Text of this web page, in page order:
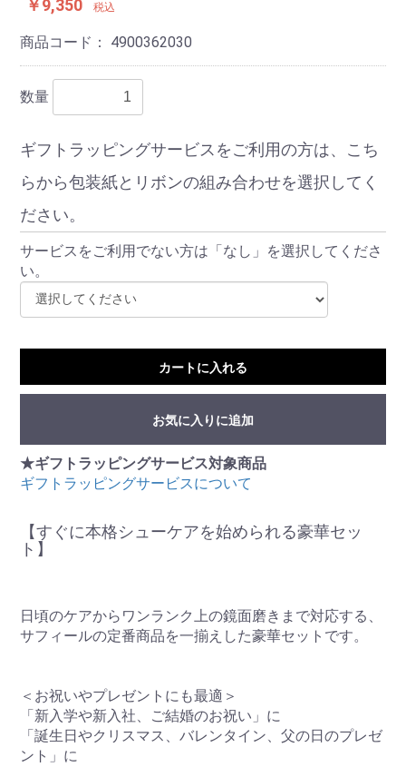
￥9,350 税込
商品コード： 4900362030
数量
ギフトラッピングサービスをご利用の方は、こち
らから包装紙とリボンの組み合わせを選択してく
ださい。
サービスをご利用でない方は「なし」を選択してくださ
い。
カートに入れる
お気に入りに追加
★ギフトラッピングサービス対象商品
ギフトラッピングサービスについて
【すぐに本格シューケアを始められる豪華セッ
ト】
日頃のケアからワンランク上の鏡面磨きまで対応する、
サフィールの定番商品を一揃えした豪華セットです。
＜お祝いやプレゼントにも最適＞
「新入学や新入社、ご結婚のお祝い」に
「誕生日やクリスマス、バレンタイン、父の日のプレゼ
ント」に